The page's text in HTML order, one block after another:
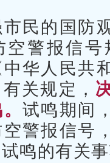
的国防观
空警报信
华人民共
关规定，
试鸣期间
警报信号
鸣的有关